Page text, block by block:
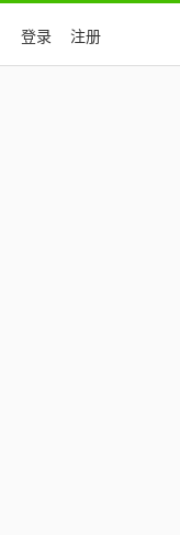
登录 注册